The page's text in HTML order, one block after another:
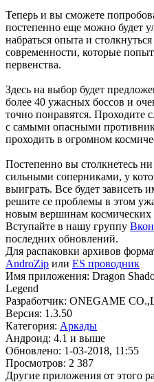
Теперь и вы сможете
постепенно еще можно будет
набраться опыта и
современности, которые
первенства.
Здесь на выбор будет
более 40 ужасных боссов и
точно понравятся. Проходите
с самыми опасными
проходить в огромном
Постепенно вы столкнетесь
сильными соперниками, у
выиграть. Все будет зависеть
решите се проблемы в этом
новым вершинам космических
Вступайте в нашу группу
последних обновлений.
Для распаковки архивов
AndroZip или ES проводник
Имя приложения: Dragon
Legend
Разработчик: ONEGAME
Версия: 1.3.50
Категория: Аркады
Андроид: 4.1 и выше
Обновлено: 1-03-2018, 11:55
Просмотров: 2 387
Другие приложения от этого